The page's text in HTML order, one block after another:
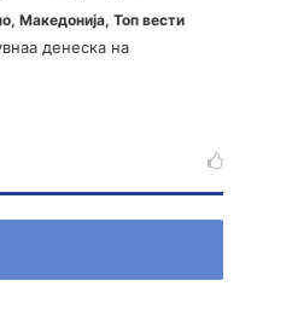
,Македонија,Топ вести
денеска на